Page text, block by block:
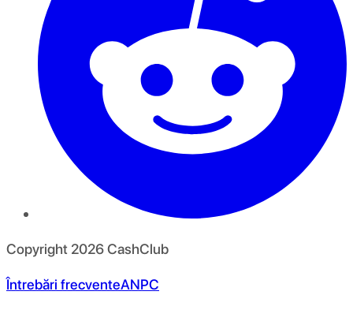
Copyright 2026CashClub
Întrebări frecventeANPC